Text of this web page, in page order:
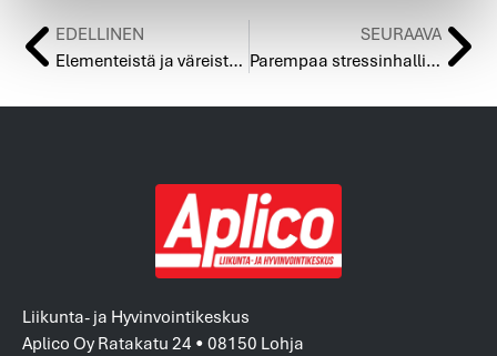
EDELLINEN
Elementeistä ja väreistä selkeyttä ryhmäliikuntatuntien valintaan
SEURAAVA
Parempaa stressinhallintaa ja tehokkuutta Mindfulnessin avulla
Liikunta- ja Hyvinvointikeskus
Aplico Oy Ratakatu 24 • 08150 Lohja